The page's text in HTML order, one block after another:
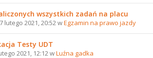
wszystkich zadań na placu
lutego 2021, 20:52 wEgzamin na prawo jazdy
Testy UDT
2021, 12:12 wLuźna gadka